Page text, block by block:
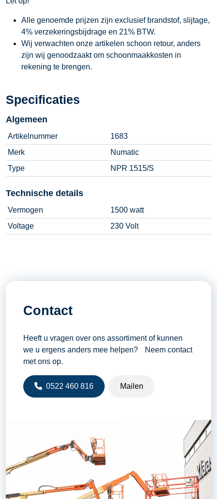
Alle genoemde prijzen zijn exclusief brandstof, slijtage,
4% verzekeringsbijdrage en 21% BTW.
Wij verwachten onze artikelen schoon retour, anders
zijn wij genoodzaakt om schoonmaakkosten in
rekening te brengen.
Specificaties
Algemeen
Artikelnummer
1683
Merk
Numatic
Type
NPR 1515/S
Technische details
Vermogen
1500 watt
Voltage
230 Volt
Contact
Heeft u vragen over ons assortiment of kunnen
we u ergens anders mee helpen? Neem contact
met ons op.
0522 460 816 Mailen